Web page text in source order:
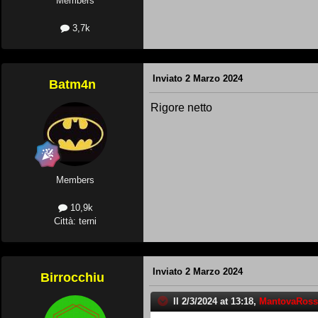
3,7k
Batm4n
Members
10,9k
Città: terni
Inviato 2 Marzo 2024
Rigore netto
Birrocchiu Inviato 2 Marzo 2024
Il 2/3/2024 at 13:18,